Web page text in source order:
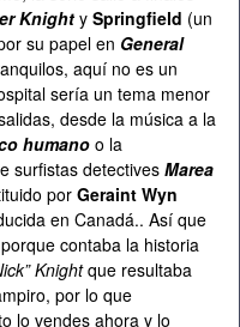
Knighty Springfield (un
su papel en General
aquí no es un
sería un tema menor
desde la música a la
humano o la
surfistas detectivesMarea
por Geraint Wyn
en Canadá.. Así que
contaba la historia
Knightque resultaba
por lo que
lo vendes ahora y lo